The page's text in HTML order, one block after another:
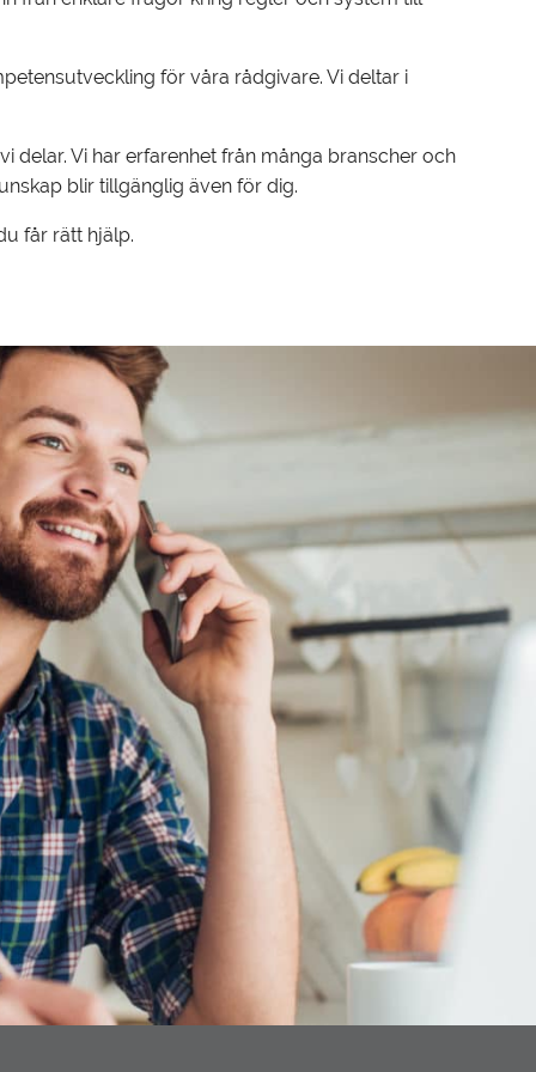
för våra rådgivare. Vi deltar i
delar. Vi har erfarenhet från många branscher och
blir tillgänglig även för dig.
får rätt hjälp.